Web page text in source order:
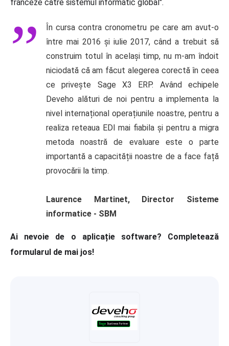
franceze către sistemul informatic global".
În cursa contra cronometru pe care am avut-o
între mai 2016 și iulie 2017, când a trebuit să
construim totul în același timp, nu m-am îndoit
niciodată că am făcut alegerea corectă în ceea
ce privește Sage X3 ERP. Având echipele
Deveho alături de noi pentru a implementa la
nivel internațional operațiunile noastre, pentru a
realiza reteaua EDI mai fiabila și pentru a migra
metoda noastră de evaluare este o parte
importantă a capacității noastre de a face față
provocării la timp.
Laurence Martinet, Director Sisteme
informatice - SBM
Ai nevoie de o aplicație software? Completează
formularul de mai jos!